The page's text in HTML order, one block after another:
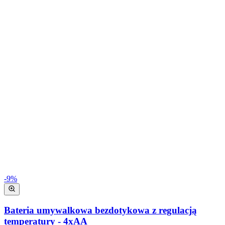
-9%
Bateria umywalkowa bezdotykowa z regulacją
temperatury - 4xAA